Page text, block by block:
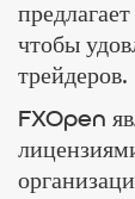
чтобы
трейдеров.
FXOpen